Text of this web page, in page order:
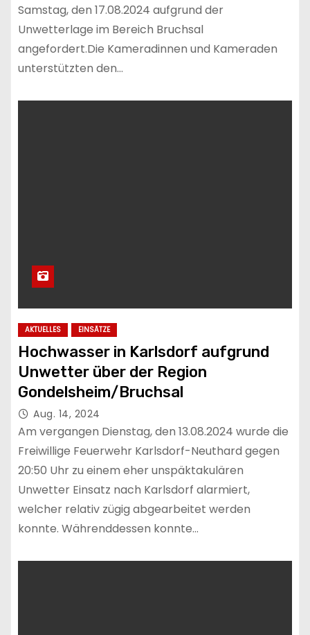
Samstag, den 17.08.2024 aufgrund der
Unwetterlage im Bereich Bruchsal
angefordert.Die Kameradinnen und Kameraden
unterstützten den…
AKTUELLES EINSÄTZE
Hochwasser in Karlsdorf aufgrund
Unwetter über der Region
Gondelsheim/Bruchsal
Aug. 14, 2024
Am vergangen Dienstag, den 13.08.2024 wurde die
Freiwillige Feuerwehr Karlsdorf-Neuthard gegen
20:50 Uhr zu einem eher unspäktakulären
Unwetter Einsatz nach Karlsdorf alarmiert,
welcher relativ zügig abgearbeitet werden
konnte. Währenddessen konnte…